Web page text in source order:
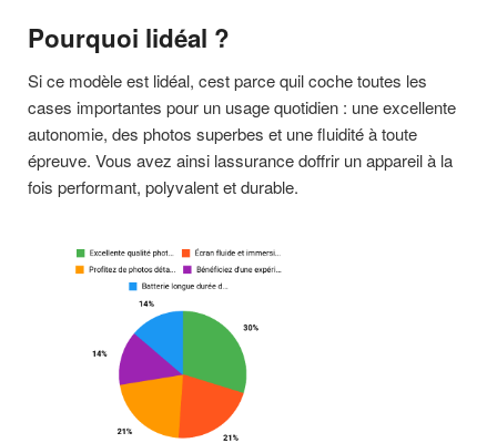
Pourquoi lidéal ?
Si ce modèle est lidéal, cest parce quil coche toutes les
cases importantes pour un usage quotidien : une excellente
autonomie, des photos superbes et une fluidité à toute
épreuve. Vous avez ainsi lassurance doffrir un appareil à la
fois performant, polyvalent et durable.